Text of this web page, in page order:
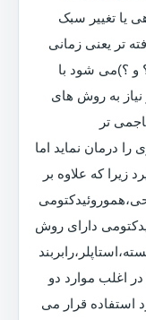
یا تغییر سبک
تر یعنی زمانی
و ؟)می شود با
به روش های
تر
درمان نماید اما
زیرا که علاوه بر
دارای روش
اغلب موارد دو
استفاده قرار می